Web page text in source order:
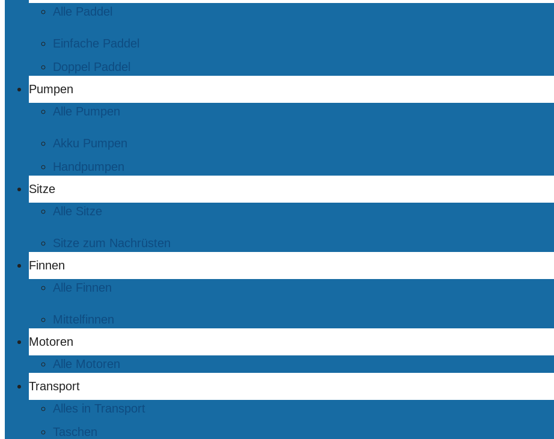
Alle Paddel
Einfache Paddel
Doppel Paddel
Pumpen
Alle Pumpen
Akku Pumpen
Handpumpen
Sitze
Alle Sitze
Sitze zum Nachrüsten
Finnen
Alle Finnen
Mittelfinnen
Motoren
Alle Motoren
Transport
Alles in Transport
Taschen